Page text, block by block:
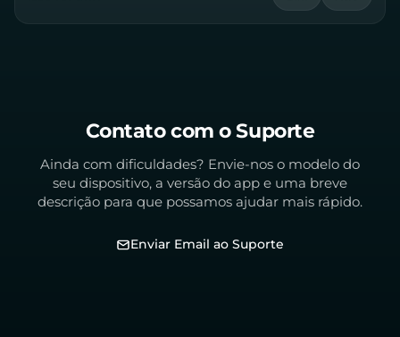
Contato com o Suporte
Ainda com dificuldades? Envie-nos o modelo do
seu dispositivo, a versão do app e uma breve
descrição para que possamos ajudar mais rápido.
Enviar Email ao Suporte